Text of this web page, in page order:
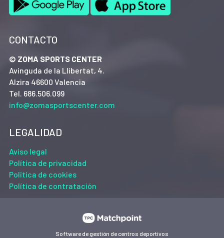
CONTACTO
© ZOMA SPORTS CENTER
Avinguda de la Llibertat, 4.
Alzira 46600 Valencia
Tel. 686.506.099
info@zomasportscenter.com
LEGALIDAD
Aviso legal
Política de privacidad
Política de cookies
Política de contratación
Software de gestión de centros deportivos